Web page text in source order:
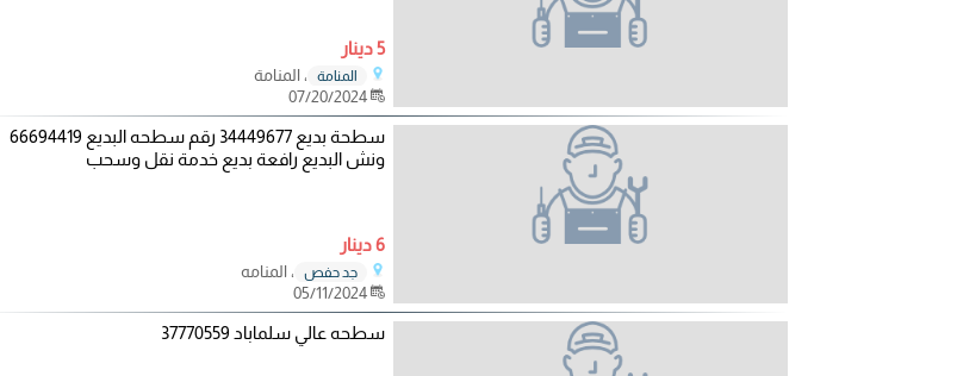
5 دينار
المنامة
، المنامة
07/20/2024
سطحة بديع 34449677 رقم سطحه البديع 66694419
ونش البديع رافعة بديع خدمة نقل وسحب
6 دينار
جد حفص
، المنامه
05/11/2024
سطحه عالي سلماباد 37770559